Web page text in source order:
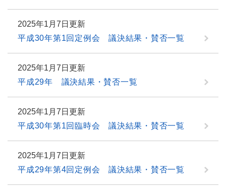
2025年1月7日更新
平成30年第1回定例会 議決結果・賛否一覧
2025年1月7日更新
平成29年 議決結果・賛否一覧
2025年1月7日更新
平成30年第1回臨時会 議決結果・賛否一覧
2025年1月7日更新
平成29年第4回定例会 議決結果・賛否一覧